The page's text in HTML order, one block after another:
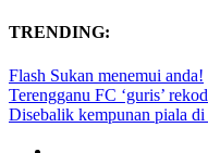
TRENDING:
Flash Sukan menemui anda!
Terengganu FC ‘guris’
Disebalik kempunan piala